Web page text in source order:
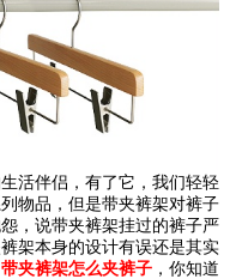
活伴侣，有了它，我们轻轻
物品，但是带夹裤架对裤子
，说带夹裤架挂过的裤子严
架本身的设计有误还是其实
带夹裤架怎么夹裤子 ，你知道